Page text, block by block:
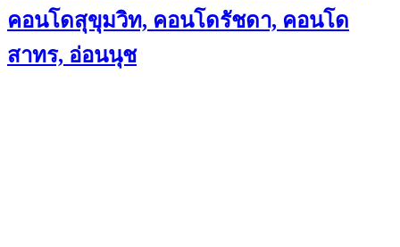
คอนโดสุขุมวิท, คอนโดรัชดา, คอนโด
สาทร, อ่อนนุช